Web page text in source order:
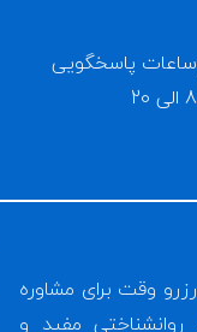
ساعات پاسخگویی
8 الی 20
وقت برای مشاوره
روانشناختی مفید و